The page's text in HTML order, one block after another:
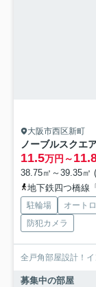
大阪市西区新町
ノーブルスクエ
11.5万円～
38.75㎡～39.35㎡
地下鉄四つ橋線
駐輪場 オート
防犯カメラ
全戸角部屋設計！
募集中の部屋